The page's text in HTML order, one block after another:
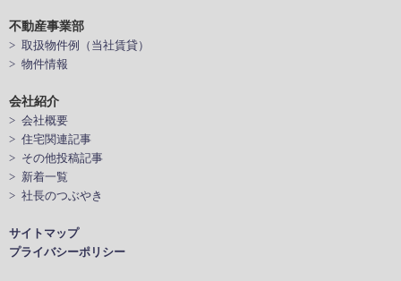
不動産事業部
> 取扱物件例（当社賃貸）
> 物件情報
会社紹介
> 会社概要
> 住宅関連記事
> その他投稿記事
> 新着一覧
> 社長のつぶやき
サイトマップ
プライバシーポリシー